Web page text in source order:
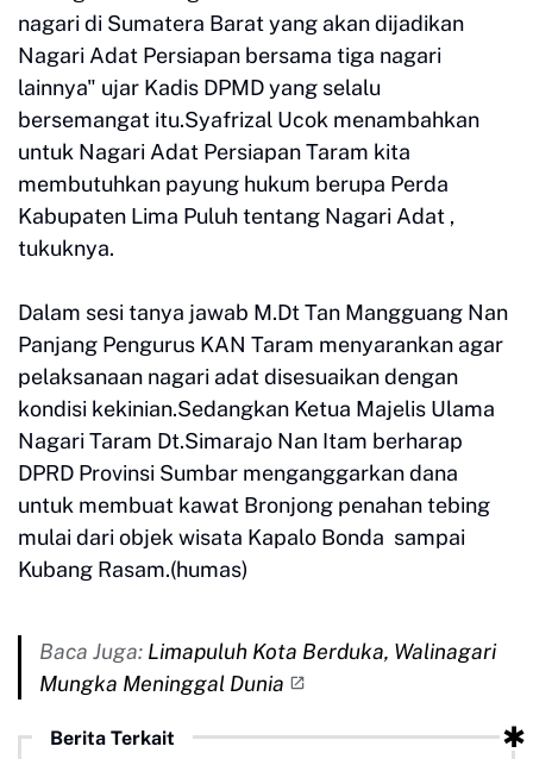
nagari di Sumatera Barat yang akan dijadikan
Nagari Adat Persiapan bersama tiga nagari
lainnya" ujar Kadis DPMD yang selalu
bersemangat itu.Syafrizal Ucok menambahkan
untuk Nagari Adat Persiapan Taram kita
membutuhkan payung hukum berupa Perda
Kabupaten Lima Puluh tentang Nagari Adat ,
tukuknya.
Dalam sesi tanya jawab M.Dt Tan Mangguang Nan
Panjang Pengurus KAN Taram menyarankan agar
pelaksanaan nagari adat disesuaikan dengan
kondisi kekinian.Sedangkan Ketua Majelis Ulama
Nagari Taram Dt.Simarajo Nan Itam berharap
DPRD Provinsi Sumbar menganggarkan dana
untuk membuat kawat Bronjong penahan tebing
mulai dari objek wisata Kapalo Bonda sampai
Kubang Rasam.(humas)
Baca Juga: Limapuluh Kota Berduka, Walinagari
Mungka Meninggal Dunia
Berita Terkait